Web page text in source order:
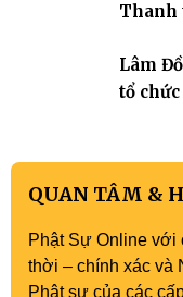
Thanh
Lâm
tổ
QUAN TÂM &
Phật Sự Online với
thời – chính xác và
Phật sự của các